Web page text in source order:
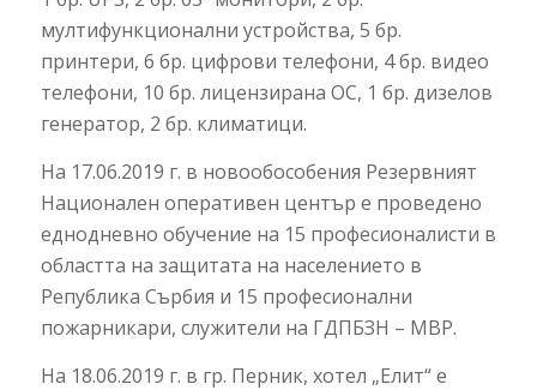
мултифункционални устройства, 5 бр.
принтери, 6 бр. цифрови телефони, 4 бр. видео
телефони, 10 бр. лицензирана ОС, 1 бр. дизелов
генератор, 2 бр. климатици.
На 17.06.2019 г. в новообособения Резервният
Национален оперативен център e проведено
еднодневно обучение на 15 професионалисти в
областта на защитата на населението в
Република Сърбия и 15 професионални
пожарникари, служители на ГДПБЗН – МВР.
На 18.06.2019 г. в гр. Перник, хотел „Елит“ е